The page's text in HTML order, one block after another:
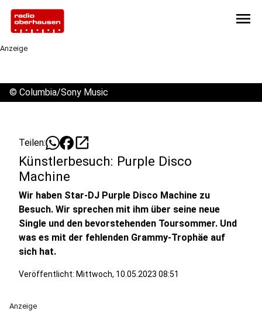
menu
Anzeige
© Columbia/Sony Music
Teilen: open_in_new
Künstlerbesuch: Purple Disco
Machine
Wir haben Star-DJ Purple Disco Machine zu
Besuch. Wir sprechen mit ihm über seine neue
Single und den bevorstehenden Toursommer. Und
was es mit der fehlenden Grammy-Trophäe auf
sich hat.
Veröffentlicht: Mittwoch, 10.05.2023 08:51
Anzeige